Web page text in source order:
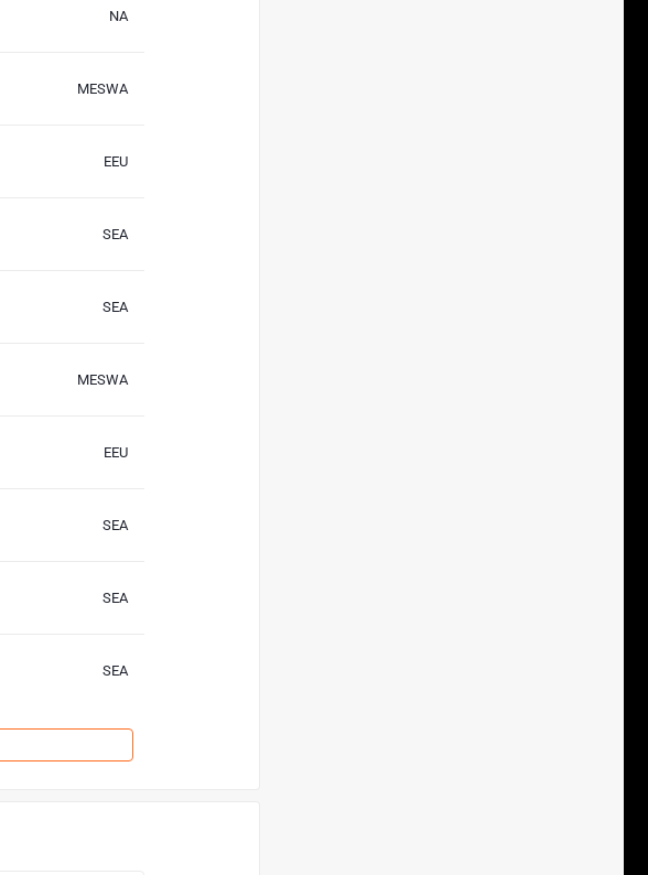
NA
MESWA
EEU
SEA
SEA
MESWA
EEU
SEA
SEA
SEA